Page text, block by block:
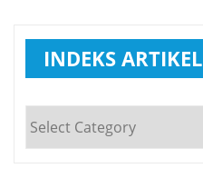
INDEKS ARTIKEL
INDEKS